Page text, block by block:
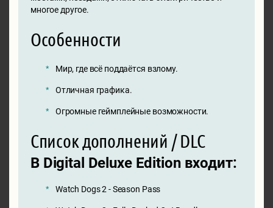
многое другое.
Особенности
Мир, где всё поддаётся взлому.
Отличная графика.
Огромные геймплейные возможности.
Список дополнений / DLC
В Digital Deluxe Edition входит:
Watch Dogs 2 - Season Pass